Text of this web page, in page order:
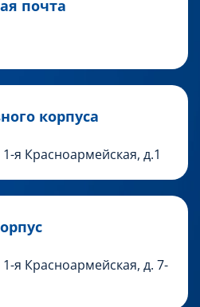
почта
корпуса
я Красноармейская, д.1
1-я Красноармейская, д. 7-